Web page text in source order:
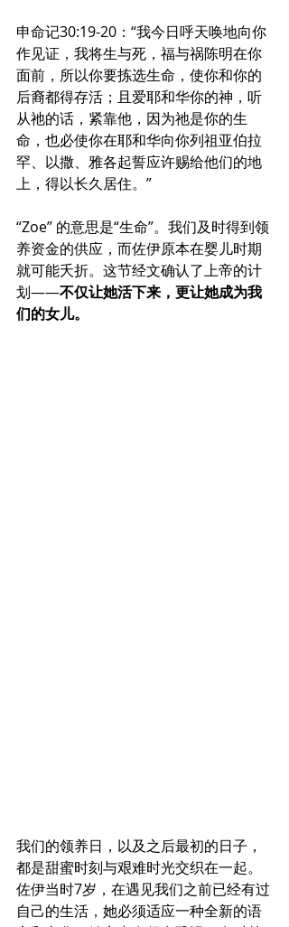
申命记30:19-20：“我今日呼天唤地向你
作见证，我将生与死，福与祸陈明在你
面前，所以你要拣选生命，使你和你的
后裔都得存活；且爱耶和华你的神，听
从祂的话，紧靠他，因为祂是你的生
命，也必使你在耶和华向你列祖亚伯拉
罕、以撒、雅各起誓应许赐给他们的地
上，得以长久居住。”
“Zoe” 的意思是“生命”。我们及时得到领
养资金的供应，而佐伊原本在婴儿时期
就可能夭折。这节经文确认了上帝的计
划——不仅让她活下来，更让她成为我
们的女儿。
我们的领养日，以及之后最初的日子，
都是甜蜜时刻与艰难时光交织在一起。
佐伊当时7岁，在遇见我们之前已经有过
自己的生活，她必须适应一种全新的语